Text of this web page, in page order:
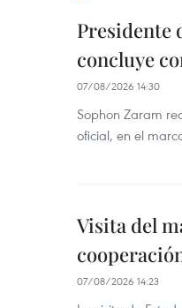
Presidente
concluye
07/08/2026 14:30
Sophon Zaram
oficial, en el
Visita del
07/08/2026 14:23